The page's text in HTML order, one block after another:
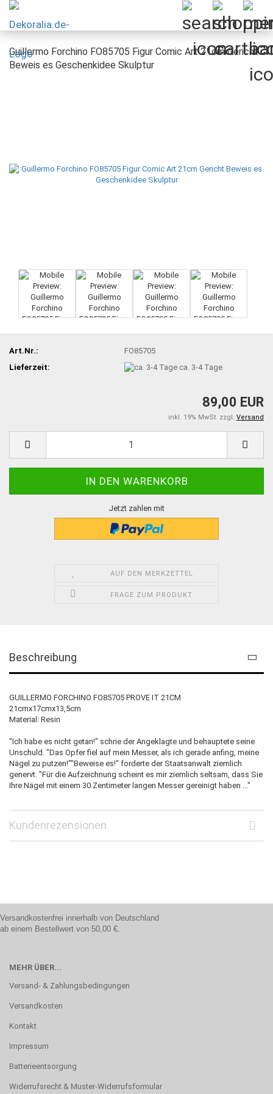
Guillermo Forchino FO85705 Figur Comic Art 21cm Gericht
Beweis es Geschenkidee Skulptur
Art.Nr.:
FO85705
Lieferzeit:
ca. 3-4 Tage
89,00 EUR
inkl. 19% MwSt. zzgl. Versand
Jetzt zahlen mit
AUF DEN MERKZETTEL
FRAGE ZUM PRODUKT
Beschreibung
GUILLERMO FORCHINO FO85705 PROVE IT 21CM
21cmx17cmx13,5cm
Material: Resin
"Ich habe es nicht getan!" schrie der Angeklagte und behauptete seine
Unschuld. "Das Opfer fiel auf mein Messer, als ich gerade anfing, meine
Nägel zu putzen!""Beweise es!" forderte der Staatsanwalt ziemlich
genervt. "Für die Aufzeichnung scheint es mir ziemlich seltsam, dass Sie
Ihre Nägel mit einem 30 Zentimeter langen Messer gereinigt haben ..."
Kundenrezensionen
Versandkostenfrei innerhalb von Deutschland
ab einem Bestellwert von 50,00 €.
MEHR ÜBER...
Versand- & Zahlungsbedingungen
Versandkosten
Kontakt
Impressum
Batterieentsorgung
Widerrufsrecht & Muster-Widerrufsformular